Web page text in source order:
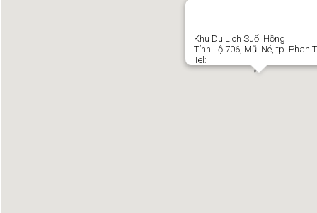
Khu Du Lịch Suối Hồng
Tỉnh Lộ 706, Mũi Né, tp. Phan
Tel: